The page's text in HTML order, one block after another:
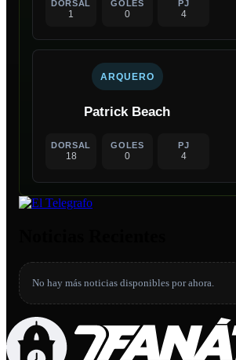
DORSAL
1
GOLES
0
PJ
4
ARQUERO
Patrick Beach
DORSAL
18
GOLES
0
PJ
4
No hay más noticias disponibles por ahora.